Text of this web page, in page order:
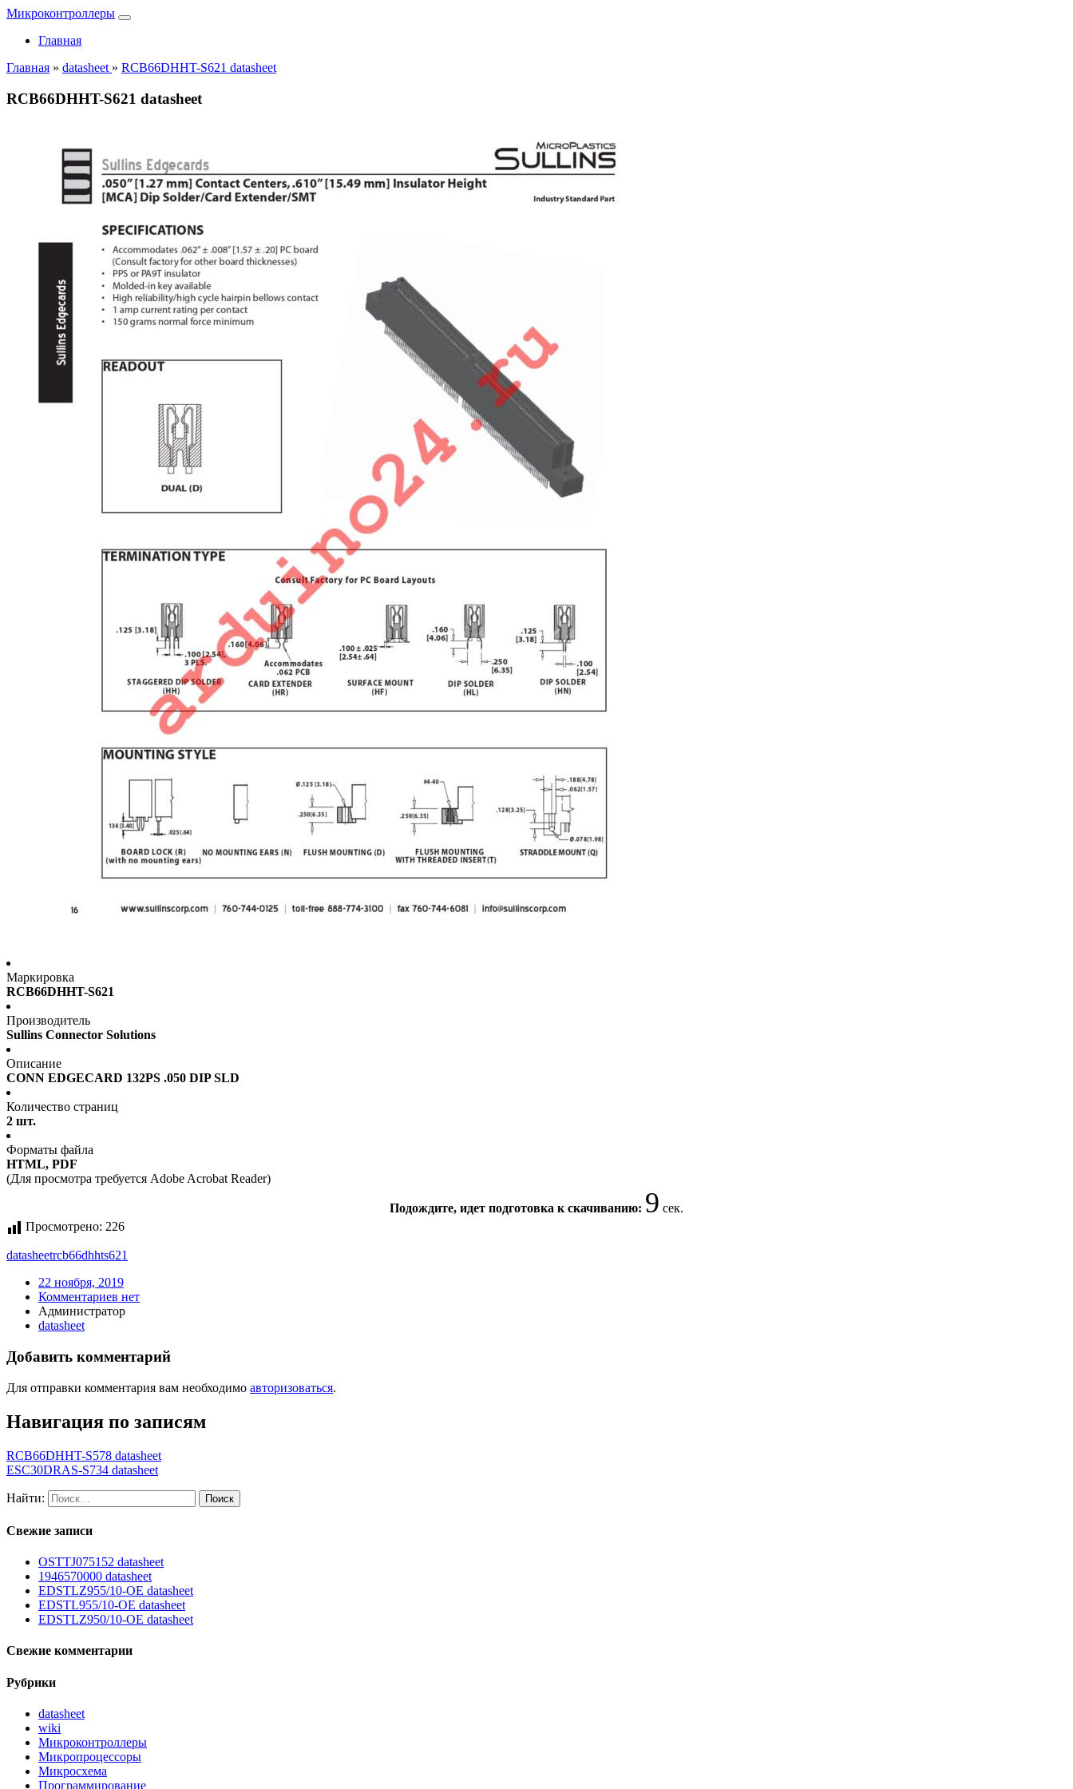
Микроконтроллеры
Главная
Главная » datasheet » RCB66DHHT-S621 datasheet
RCB66DHHT-S621 datasheet
Маркировка
RCB66DHHT-S621
Производитель
Sullins Connector Solutions
Описание
CONN EDGECARD 132PS .050 DIP SLD
Количество страниц
2 шт.
Форматы файла
HTML, PDF
(Для просмотра требуется Adobe Acrobat Reader)
Подождите, идет подготовка к скачиванию: 8 сек.
Просмотрено: 226
datasheetrcb66dhhts621
22 ноября, 2019
Комментариев нет
Администратор
datasheet
Добавить комментарий
Для отправки комментария вам необходимо авторизоваться.
Навигация по записям
RCB66DHHT-S578 datasheet
ESC30DRAS-S734 datasheet
Найти:
Свежие записи
OSTTJ075152 datasheet
1946570000 datasheet
EDSTLZ955/10-OE datasheet
EDSTL955/10-OE datasheet
EDSTLZ950/10-OE datasheet
Свежие комментарии
Рубрики
datasheet
wiki
Микроконтроллеры
Микропроцессоры
Микросхема
Программирование